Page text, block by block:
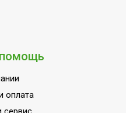
оплата